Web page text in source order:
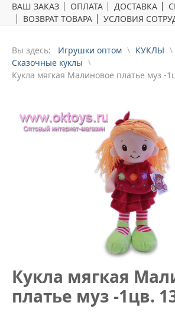
ВАШ ЗАКАЗ ОПЛАТА ДОСТАВКА
ВОЗВРАТ ТОВАРА
УСЛОВИЯ
Вы здесь: Игрушки оптом
КУКЛЫ
Сказочные куклы
Кукла мягкая Малиновое платье муз -
Кукла мягкая
платье муз -1цв.